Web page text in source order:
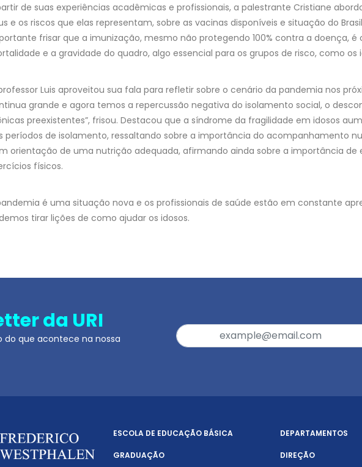
de suas experiências acadêmicas e profissionais, a palestrante Cristiane
e os riscos que elas representam, sobre as vacinas disponíveis e situação do
frisar que a imunização, mesmo não protegendo 100% contra a doença, é
e a gravidade do quadro, algo essencial para os grupos de risco, como os
Luis aproveitou sua fala para refletir sobre o cenário da pandemia nos
grande e agora temos a repercussão negativa do isolamento social, o
preexistentes”, frisou. Destacou que a síndrome da fragilidade em idosos
períodos de isolamento, ressaltando sobre a importância do acompanhamento
orientação de uma nutrição adequada, afirmando ainda sobre a importância de
físicos.
é uma situação nova e os profissionais de saúde estão em constante
tirar lições de como ajudar os idosos.
da URI
do que acontece na nossa
ESCOLA DE EDUCAÇÃO BÁSICA
GRADUAÇÃO
DEPARTAMENTOS
DIREÇÃO